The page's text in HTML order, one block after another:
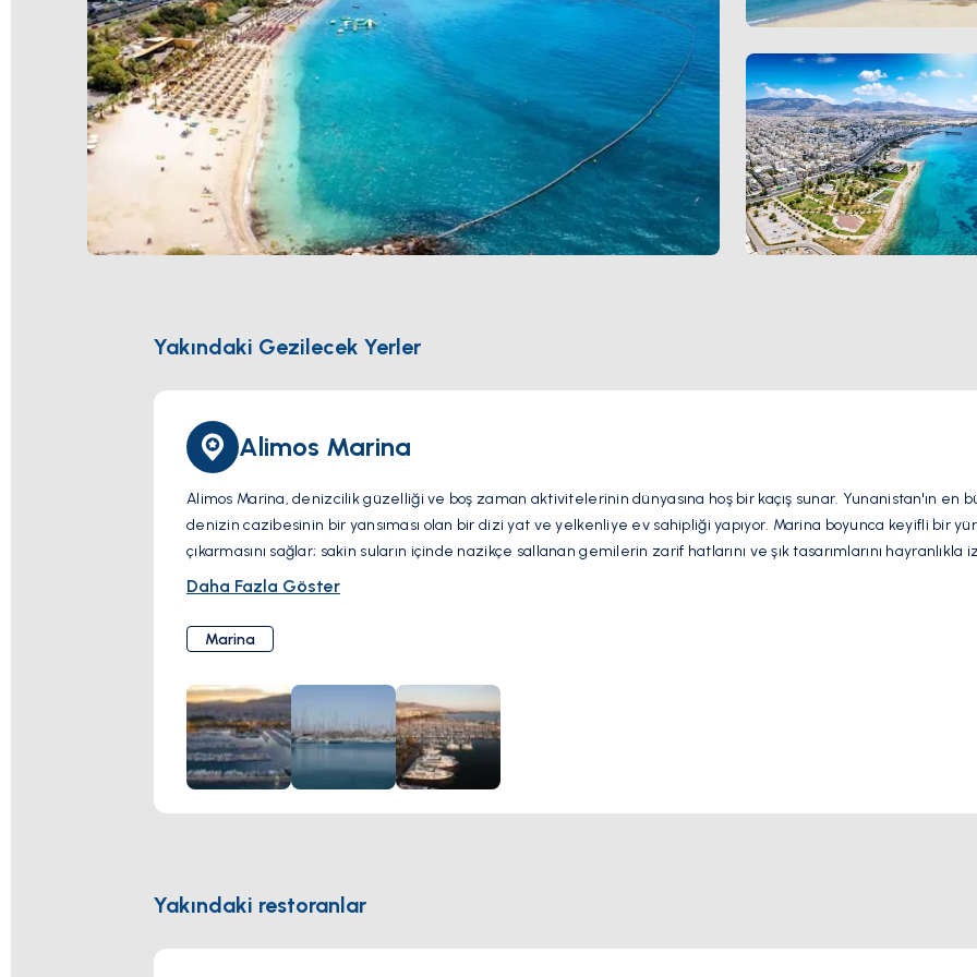
Yakındaki Gezilecek Yerler
Alimos Marina
Alimos Marina, denizcilik güzelliği ve boş zaman aktivitelerinin dünyasına hoş bir kaçış sunar. Yunanistan'ın en
denizin cazibesinin bir yansıması olan bir dizi yat ve yelkenliye ev sahipliği yapıyor. Marina boyunca keyifli bir
çıkarmasını sağlar; sakin suların içinde nazikçe sallanan gemilerin zarif hatlarını ve şık tasarımlarını hayranlıkla
Rahatlama arayanlar için, sahil kafeleri davetkar atmosferleriyle bekler; ziyaretçilere, gemilerin geçişi
nefes kesen sahili keşfetme ve gizli koyları keşfetme fırsatı bulabilirler.
Daha Fazla Göster
Marina
Yakındaki restoranlar